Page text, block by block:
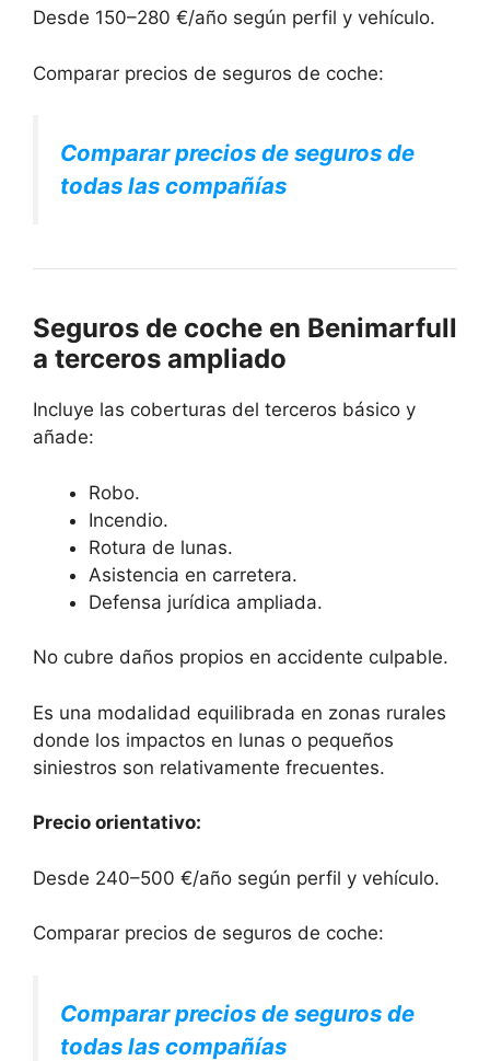
Desde 150–280 €/año según perfil y vehículo.
Comparar precios de seguros de coche:
Comparar precios de seguros de
todas las compañías
Seguros de coche en Benimarfull
a terceros ampliado
Incluye las coberturas del terceros básico y
añade:
Robo.
Incendio.
Rotura de lunas.
Asistencia en carretera.
Defensa jurídica ampliada.
No cubre daños propios en accidente culpable.
Es una modalidad equilibrada en zonas rurales
donde los impactos en lunas o pequeños
siniestros son relativamente frecuentes.
Precio orientativo:
Desde 240–500 €/año según perfil y vehículo.
Comparar precios de seguros de coche:
Comparar precios de seguros de
todas las compañías